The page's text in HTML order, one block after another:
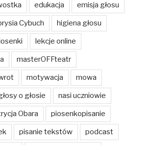
edukacja emisja głosu
Cybuch higiena głosu
lekcje online
masterOFFteatr
motywacja mowa
o głosie nasi uczniowie
Obara piosenkopisanie
pisanie tekstów podcast